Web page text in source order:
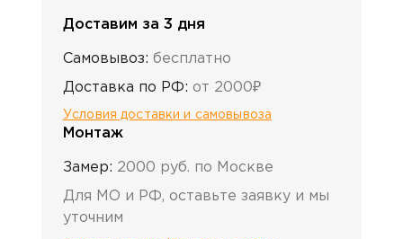
Доставим за 3 дня
Самовывоз: бесплатно
Доставка по РФ: от 2000₽
Условия доставки и самовывоза
Монтаж
Замер: 2000 руб. по Москве
Для МО и РФ, оставьте заявку и мы
уточним